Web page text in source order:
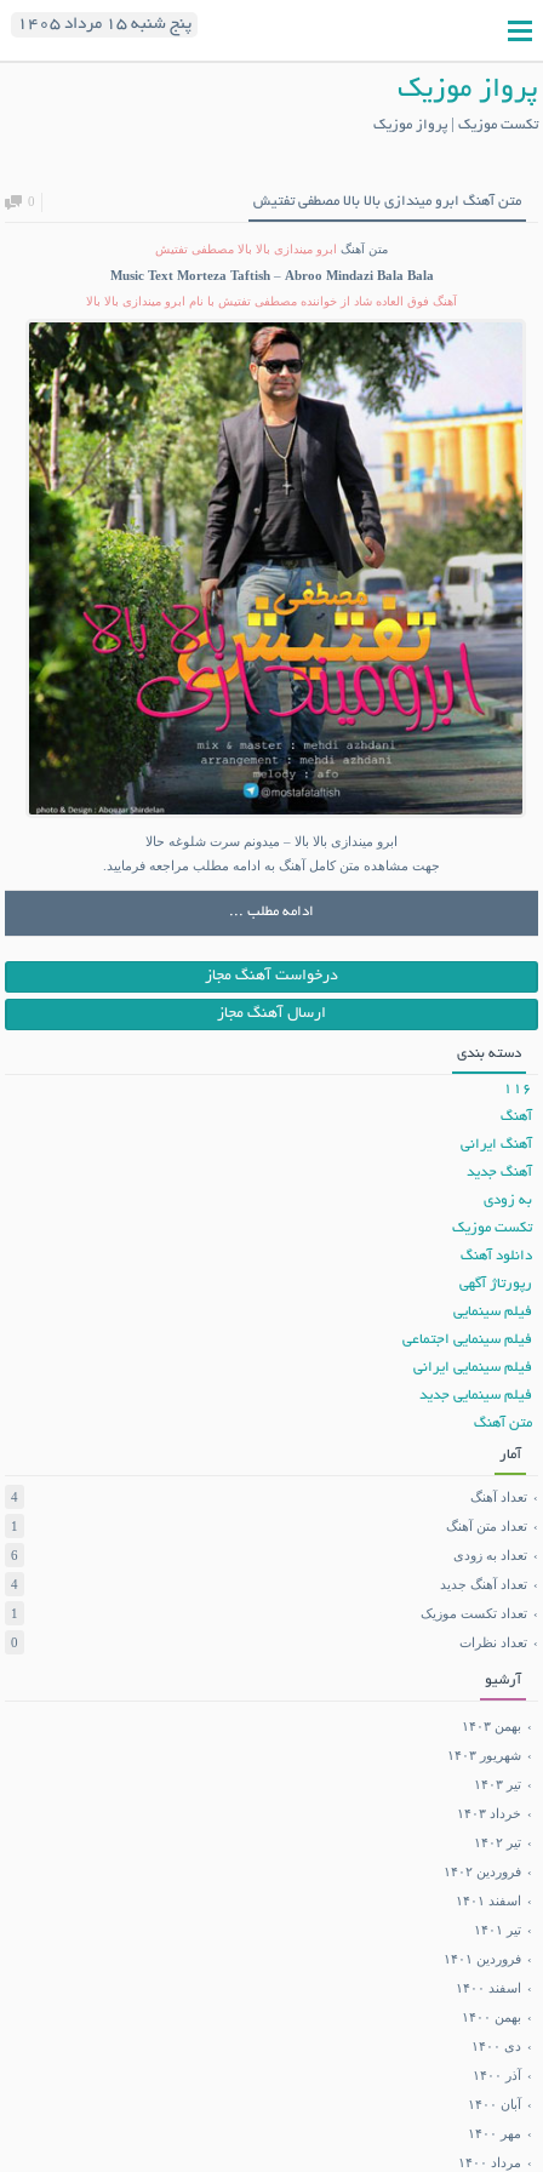
پنج شنبه ۱۵ مرداد ۱۴۰۵
پرواز موزیک
تکست موزیک | پرواز موزیک
متن آهنگ ابرو میندازی بالا بالا مصطفی تفتیش 0
متن آهنگ ابرو میندازی بالا بالا مصطفی تفتیش
Music Text Morteza Taftish– Abroo Mindazi Bala Bala
آهنگ فوق العاده شاد از خواننده مصطفی تفتیش با نام ابرو میندازی بالا بالا
ابرو میندازی بالا بالا – میدونم سرت شلوغه حالا
جهت مشاهده متن کامل آهنگ به ادامه مطلب مراجعه فرمایید.
ادامه مطلب ...
درخواست آهنگ مجاز
ارسال آهنگ مجاز
دسته بندی
116
آهنگ
آهنگ ایرانی
آهنگ جدید
به زودی
تکست موزیک
دانلود آهنگ
رپورتاژ آگهی
فیلم سینمایی
فیلم سینمایی اجتماعی
فیلم سینمایی ایرانی
فیلم سینمایی جدید
متن آهنگ
آمار
تعداد آهنگ
4
تعداد متن آهنگ
1
تعداد به زودی
6
تعداد آهنگ جدید
4
تعداد تکست موزیک
1
تعداد نظرات
0
آرشیو
بهمن ۱۴۰۳
شهریور ۱۴۰۳
تیر ۱۴۰۳
خرداد ۱۴۰۳
تیر ۱۴۰۲
فروردین ۱۴۰۲
اسفند ۱۴۰۱
تیر ۱۴۰۱
فروردین ۱۴۰۱
اسفند ۱۴۰۰
بهمن ۱۴۰۰
دی ۱۴۰۰
آذر ۱۴۰۰
آبان ۱۴۰۰
مهر ۱۴۰۰
مرداد ۱۴۰۰